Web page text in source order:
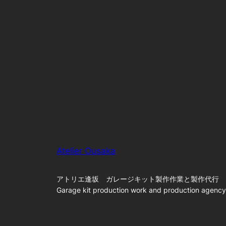
Atelier Ousaka
アトリエ逢坂 ガレージキット製作作業と製作代行
Garage kit production work and production agency